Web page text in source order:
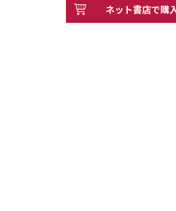
ネット書店で購